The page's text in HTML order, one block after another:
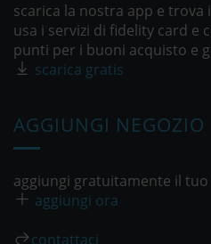
scarica la nostra app e trova i
usa i servizi di fidelity card e
punti per i buoni acquisto e
scarica gratis
AGGIUNGI NEGOZIO
aggiungi gratuitamente il
aggiungi ora
contattaci